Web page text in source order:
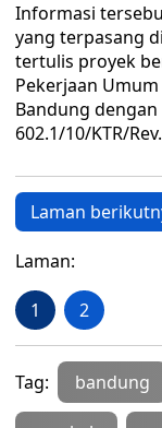
Informasi
yang terpasang
tertulis proyek
Pekerjaan Umum
Bandung
602.1/10/KTR/
Laman
Laman:
1 2
Tag: bandung